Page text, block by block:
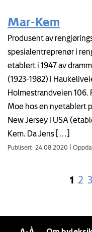
Mar-Kem
Produsent av
spesialentreprenør i
etablert i 1947 av
(1923-1982) i
Holmestrandveien
Moe hos en nyetablert
New Jersey i USA
Kem. Da Jens […]
Publisert: 24.08.2020
1 2 3